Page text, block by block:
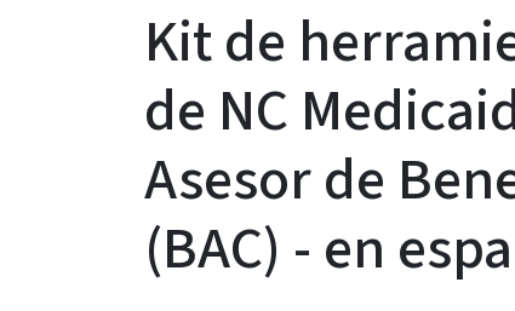
Kit de
de NC
Asesor de
(BAC) - en